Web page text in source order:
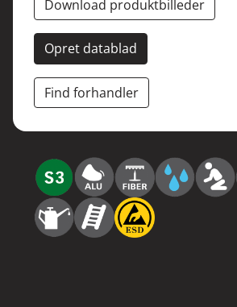
Download produktbilleder
Opret datablad
Find forhandler